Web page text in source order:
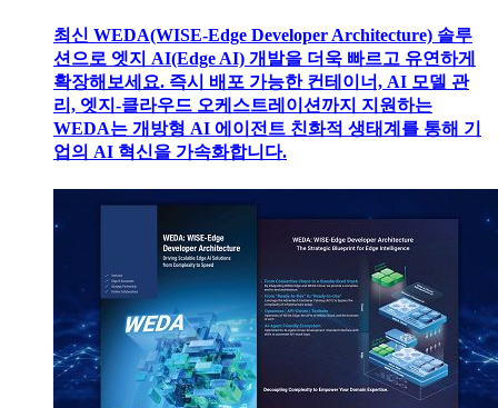
최신 WEDA(WISE-Edge Developer Architecture) 솔루
션으로 엣지 AI(Edge AI) 개발을 더욱 빠르고 유연하게
확장해보세요. 즉시 배포 가능한 컨테이너, AI 모델 관
리, 엣지-클라우드 오케스트레이션까지 지원하는
WEDA는 개방형 AI 에이전트 친화적 생태계를 통해 기
업의 AI 혁신을 가속화합니다.